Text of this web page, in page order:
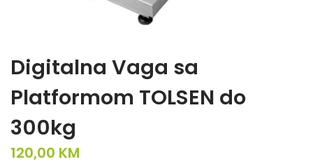
Digitalna Vaga sa
Platformom TOLSEN do
300kg
120,00 KM